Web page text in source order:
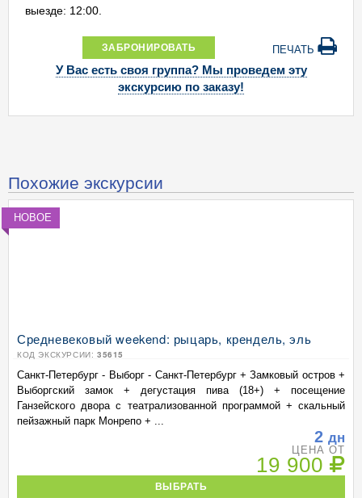
выезде: 12:00.
ЗАБРОНИРОВАТЬ ПЕЧАТЬ
У Вас есть своя группа? Мы проведем эту
экскурсию по заказу!
Похожие экскурсии
НОВОЕ
Средневековый weekend: рыцарь, крендель, эль
КОД ЭКСКУРСИИ: 35615
Санкт-Петербург - Выборг - Санкт-Петербург + Замковый остров +
Выборгский замок + дегустация пива (18+) + посещение
Ганзейского двора с театрализованной программой + скальный
пейзажный парк Монрепо + ...
2 дн
ЦЕНА ОТ
19 900
ВЫБРАТЬ